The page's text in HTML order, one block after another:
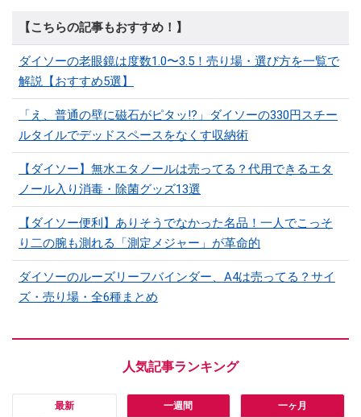
【こちらの記事もおすすめ！】
ダイソーの老眼鏡は度数1.0〜3.5！売り場・選び方を一覧で
解説【おすすめ5選】
「え、普通の壁に磁石がピタッ!?」ダイソーの330円スチー
ルタイルでデッドスペースをなくす収納術
【ダイソー】無水エタノールは売ってる？代用できるエタ
ノール入り消毒・除菌グッズ13選
【ダイソー便利】ありそうでなかった名品！一人でこっそ
り二の腕も測れる「測定メジャー」が革命的
ダイソーのルーズリーフバインダー、A4は売ってる？サイ
ズ・売り場・全6種まとめ
最新 一週間 一ヶ月